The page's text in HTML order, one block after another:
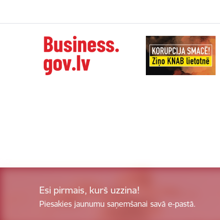
Esi pirmais, kurš uzzina!
Piesakies jaunumu saņemšanai savā e-pastā.